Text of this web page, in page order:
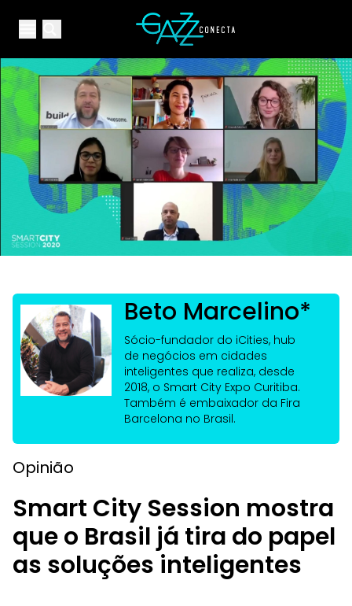
Open main menuYour Company
Beto Marcelino*
Sócio-fundador do iCities, hub
de negócios em cidades
inteligentes que realiza, desde
2018, o Smart City Expo Curitiba.
Também é embaixador da Fira
Barcelona no Brasil.
Opinião
Smart City Session mostra
que o Brasil já tira do papel
as soluções inteligentes